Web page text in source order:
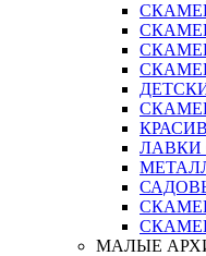
ЛАВКИ
МАЛЫЕ